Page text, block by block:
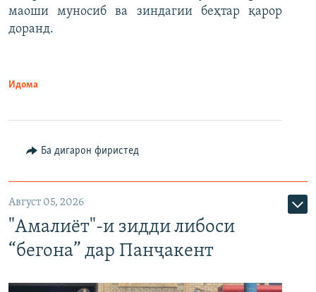
маоши муносиб ва зиндагии беҳтар қарор
доранд.
Идома
Ба дигарон фиристед
Август 05, 2026
"Амалиёт"-и зидди либоси
“бегона” дар Панҷакент